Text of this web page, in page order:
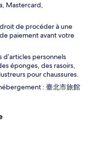
Mastercard,
de procéder à une
paiement avant votre
personnels
éponges, des rasoirs,
pour chaussures.
: 臺北市旅館